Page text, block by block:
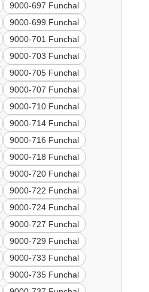
9000-697 Funchal
9000-699 Funchal
9000-701 Funchal
9000-703 Funchal
9000-705 Funchal
9000-707 Funchal
9000-710 Funchal
9000-714 Funchal
9000-716 Funchal
9000-718 Funchal
9000-720 Funchal
9000-722 Funchal
9000-724 Funchal
9000-727 Funchal
9000-729 Funchal
9000-733 Funchal
9000-735 Funchal